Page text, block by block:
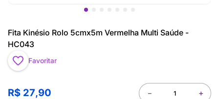
Fita Kinésio Rolo 5cmx5m Vermelha Multi Saúde -
HC043
Favoritar
R$ 27,90 ＋
－